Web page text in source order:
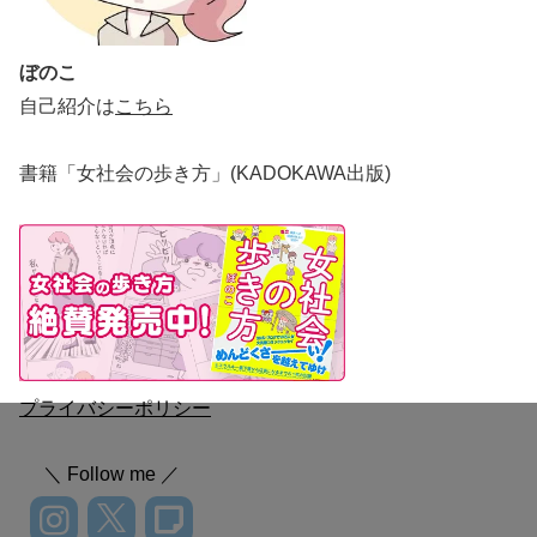
ぼのこ
自己紹介はこちら
書籍「女社会の歩き方」(KADOKAWA出版)
プライバシーポリシー
＼ Follow me ／